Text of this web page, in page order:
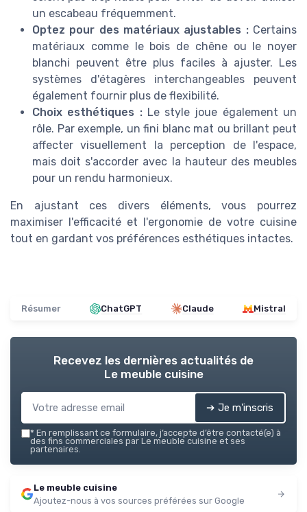
un escabeau fréquemment.
Optez pour des matériaux ajustables :Certains
matériaux comme le bois de chêne ou le noyer
blanchi peuvent être plus faciles à ajuster. Les
systèmes d'étagères interchangeables peuvent
également fournir plus de flexibilité.
Choix esthétiques :Le style joue également un
rôle. Par exemple, un fini blanc mat ou brillant peut
affecter visuellement la perception de l'espace,
mais doit s'accorder avec la hauteur des meubles
pour un rendu harmonieux.
En ajustant ces divers éléments, vous pourrez
maximiser l'efficacité et l'ergonomie de votre cuisine
tout en gardant vos préférences esthétiques intactes.
Résumer ChatGPT Claude Mistral
Recevez les dernières actualités de
Le meuble cuisine
➔ Je m'inscris
* En remplissant ce formulaire, j’accepte d’être contacté(e) à
des fins commerciales par Le meuble cuisine et ses
partenaires.
Le meuble cuisine
Ajoutez-nous à vos sources préférées sur Google